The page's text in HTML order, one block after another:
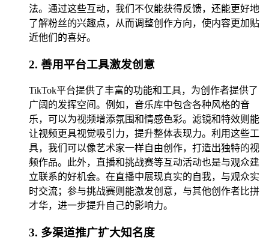
法。通过这些互动，我们不仅能获得反馈，还能更好地
了解粉丝的兴趣点，从而调整创作方向，使内容更加贴
近他们的喜好。
2. 善用平台工具激发创意
TikTok平台提供了丰富的功能和工具，为创作者提供了
广阔的发挥空间。例如，音乐库中包含各种风格的音
乐，可以为视频增添氛围和情感色彩。滤镜和特效则能
让视频更具视觉吸引力，提升整体表现力。利用这些工
具，我们可以像艺术家一样自由创作，打造出独特的视
频作品。此外，直播和挑战赛等互动活动也是与观众建
立联系的好机会。在直播中展现真实的自我，与观众实
时交流；参与挑战赛则能激发创意，与其他创作者比拼
才华，进一步提升自己的影响力。
3. 多渠道推广扩大知名度